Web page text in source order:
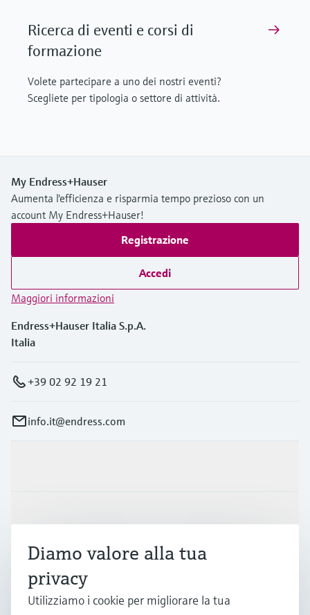
Ricerca di eventi e corsi di
formazione
Volete partecipare a uno dei nostri eventi?
Scegliete per tipologia o settore di attività.
My Endress+Hauser
Aumenta l'efficienza e risparmia tempo prezioso con un
account My Endress+Hauser!
Registrazione
Accedi
Maggiori informazioni
Endress+Hauser Italia S.p.A.
Italia
+39 02 92 19 21
info.it@endress.com
Diamo valore alla tua
privacy
Utilizziamo i cookie per migliorare la tua